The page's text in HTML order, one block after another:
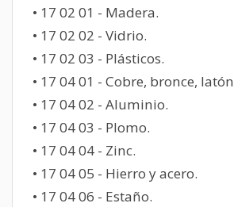
• 17 02 01 - Madera.
• 17 02 02 - Vidrio.
• 17 02 03 - Plásticos.
• 17 04 01 - Cobre, bronce, latón
• 17 04 02 - Aluminio.
• 17 04 03 - Plomo.
• 17 04 04 - Zinc.
• 17 04 05 - Hierro y acero.
• 17 04 06 - Estaño.